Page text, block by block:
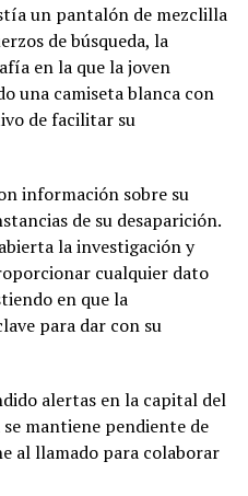
un pantalón de mezclilla
de búsqueda, la
en la que la joven
una camiseta blanca con
de facilitar su
información sobre su
de su desaparición.
la investigación y
cualquier dato
en que la
para dar con su
alertas en la capital del
mantiene pendiente de
al llamado para colaborar